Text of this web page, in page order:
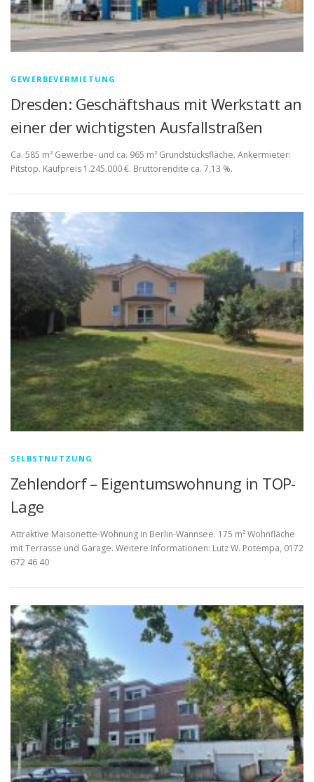
GEWERBEVERMIETUNG
Dresden: Geschäftshaus mit Werkstatt an
einer der wichtigsten Ausfallstraßen
Ca. 585 m² Gewerbe- und ca. 965 m² Grundstücksfläche. Ankermieter:
Pitstop. Kaufpreis 1.245.000 €. Bruttorendite ca. 7,13 %.
SELBSTNUTZUNG
Zehlendorf – Eigentumswohnung in TOP-
Lage
Attraktive Maisonette-Wohnung in Berlin-Wannsee. 175 m² Wohnfläche
mit Terrasse und Garage. Weitere Informationen: Lutz W. Potempa, 0172
672 46 40